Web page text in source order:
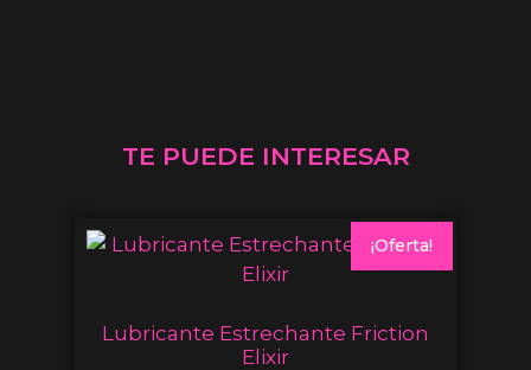
TE PUEDE INTERESAR
¡Oferta!
Lubricante Estrechante Friction
Elixir